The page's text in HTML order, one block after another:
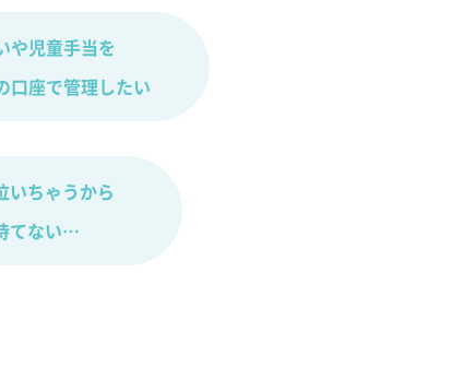
や児童手当を
口座で管理したい
いちゃうから
てない…